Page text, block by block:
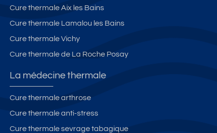
Cure thermale Aix les Bains
Cure thermale Lamalou les Bains
Cure thermale Vichy
Cure thermale de La Roche Posay
La médecine thermale
Cure thermale arthrose
Cure thermale anti-stress
Cure thermale sevrage tabagique